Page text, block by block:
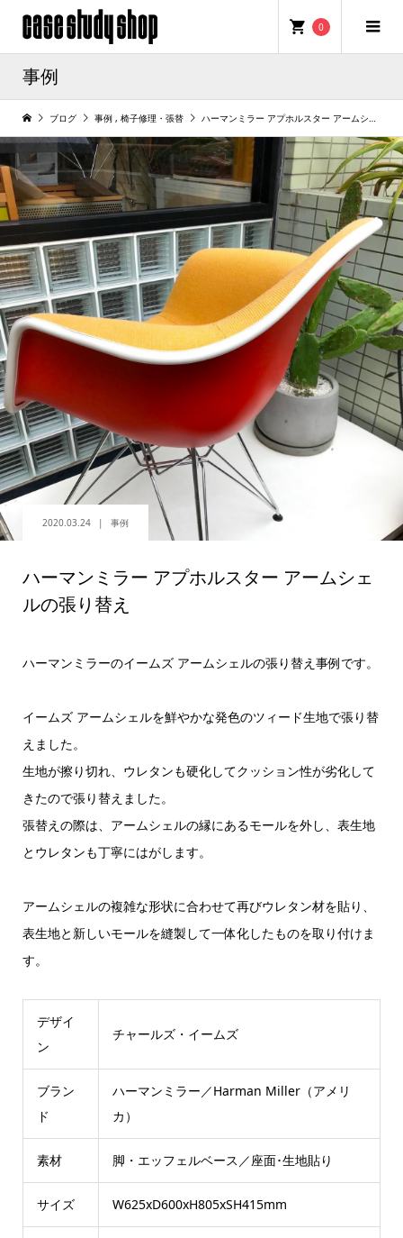
0
事例
ブログ 事例 , 椅子修理・張替 ハーマンミラー アプホルスター アームシェルの張り替え
2020.03.24 事例
ハーマンミラー アプホルスター アームシェ
ルの張り替え
ハーマンミラーのイームズ アームシェルの張り替え事例です。
イームズ アームシェルを鮮やかな発色のツィード生地で張り替
えました。
生地が擦り切れ、ウレタンも硬化してクッション性が劣化して
きたので張り替えました。
張替えの際は、アームシェルの縁にあるモールを外し、表生地
とウレタンも丁寧にはがします。
アームシェルの複雑な形状に合わせて再びウレタン材を貼り、
表生地と新しいモールを縫製して一体化したものを取り付けま
す。
デザイ
ン
チャールズ・イームズ
ブラン
ド
ハーマンミラー／Harman Miller（アメリ
カ）
素材 脚・エッフェルベース／座面･生地貼り
サイズ W625xD600xH805xSH415mm